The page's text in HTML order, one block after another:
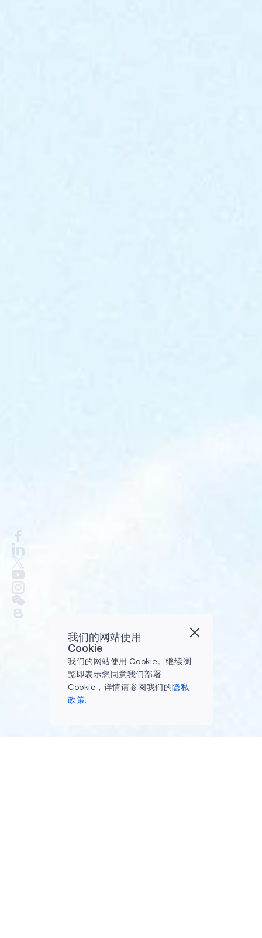
我们的网站使用
Cookie
我们的网站使用 Cookie。继续浏
览即表示您同意我们部署
Cookie，详情请参阅我们的隐私
政策.